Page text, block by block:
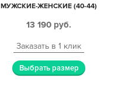
МУЖСКИЕ-ЖЕНСКИЕ (40-44)
13 190 руб.
Заказать в 1 клик
Выбрать размер